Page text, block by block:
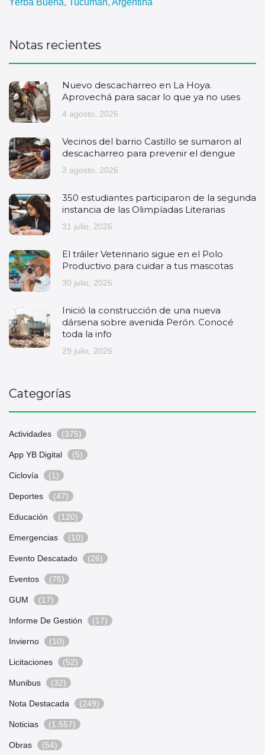
Notas recientes
Nuevo descacharreo en La Hoya.
Aprovechá para sacar lo que ya no uses
4 agosto, 2026
Vecinos del barrio Castillo se sumaron al
descacharreo para prevenir el dengue
3 agosto, 2026
350 estudiantes participaron de la segunda
instancia de las Olimpíadas Literarias
31 julio, 2026
El tráiler Veterinario sigue en el Polo
Productivo para cuidar a tus mascotas
30 julio, 2026
Inició la construcción de una nueva
dársena sobre avenida Perón. Conocé
toda la info
29 julio, 2026
Categorías
Actividades (375)
App YB Digital (5)
Ciclovía (1)
Deportes (47)
Educación (120)
Emergencias (10)
Evento Descatado (26)
Eventos (75)
GUM (17)
Informe De Gestión (17)
Invierno (10)
Licitaciones (52)
Munibus (32)
Nota Destacada (249)
Noticias (1.557)
Obras (54)